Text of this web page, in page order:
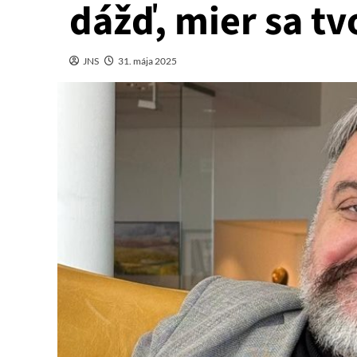
dážď, mier sa
JNS 31. mája 2025